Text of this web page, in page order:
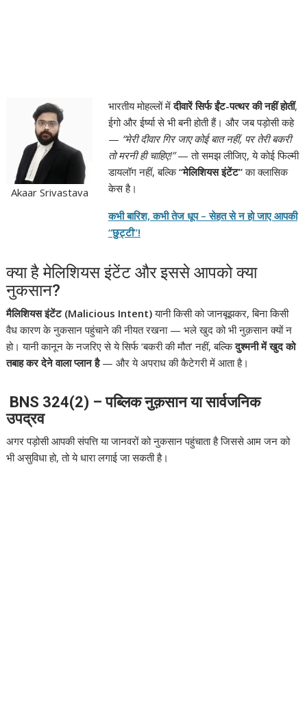
Akaar Srivastava
भारतीय मोहल्लों मेंदीवारें सिर्फ ईंट-पत्थर की नहीं होतीं,
ईगो और ईर्ष्या से भी बनी होती हैं। और जब पड़ोसी कहे
— “मेरी दीवार गिर जाए कोई बात नहीं, पर तेरी बकरी
तो मरनी ही चाहिए!”— तो समझ लीजिए, ये कोई फिल्मी
डायलॉग नहीं, बल्कि“मेलिशियस इंटेंट”का क्लासिक
केस है।
कभी बारिश, कभी तेज धूप – सेहत से न हो जाए आपकी
“छुट्टी”!
क्या है मेलिशियस इंटेंट और इससे आपको क्या
नुकसान?
मैलिशियस इंटेंट (Malicious Intent)यानी किसी को जानबूझकर, बिना किसी
वैध कारण के नुकसान पहुंचाने की नीयत रखना — भले खुद को भी नुक़सान क्यों न
हो। यानी कानून के नजरिए से ये सिर्फ ‘बकरी की मौत’ नहीं, बल्किदुश्मनी में खुद को
तबाह कर देने वाला प्लान है— और ये अपराध की कैटेगरी में आता है।
BNS 324(2) – पब्लिक नुक़सान या सार्वजनिक
उपद्रव
अगर पड़ोसी आपकी संपत्ति या जानवरों को नुकसान पहुंचाता है जिससे आम जन को
भी असुविधा हो, तो ये धारा लगाई जा सकती है।